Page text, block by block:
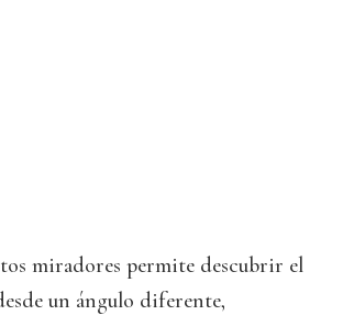
miradores permite descubrir el
un ángulo diferente,